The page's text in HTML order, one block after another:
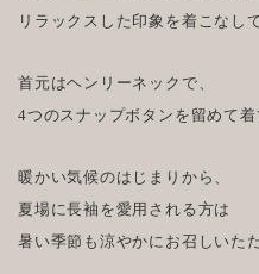
リラックスした印象を着こなし
首元はヘンリーネックで、
4つのスナップボタンを留めて着
暖かい気候のはじまりから、
夏場に長袖を愛用される方は
暑い季節も涼やかにお召しいた